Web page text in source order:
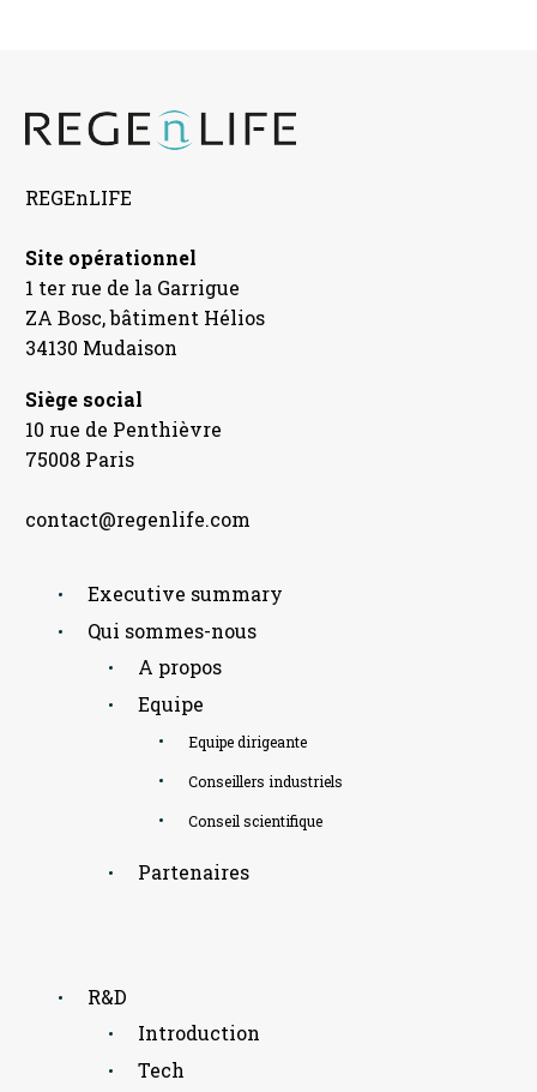
REGEnLIFE
Site opérationnel
1 ter rue de la Garrigue
ZA Bosc, bâtiment Hélios
34130 Mudaison
Siège social
10 rue de Penthièvre
75008 Paris
contact@regenlife.com
Executive summary
Qui sommes-nous
A propos
Equipe
Equipe dirigeante
Conseillers industriels
Conseil scientifique
Partenaires
R&D
Introduction
Tech